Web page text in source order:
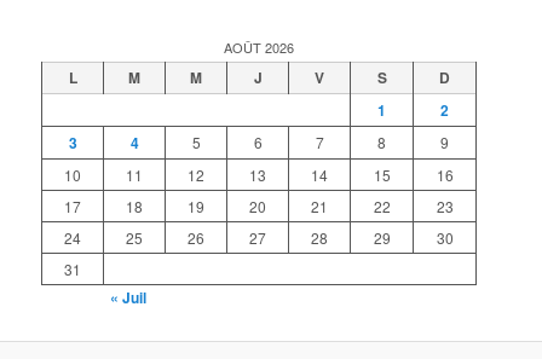
AOÛT 2026
L M M J V S
D
1
2
3
4 5 6 7 8
9
10
11 12 13 14 15
16
17
18 19 20 21 22
23
24
25 26 27 28 29
30
31
« Juil